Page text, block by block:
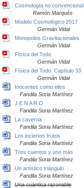
Cosmología no convencional
Ramón Marqués
Modelo Cosmológico 2017
Germán Vidal
Monopolos Gravitacionales
Germán Vidal
Física del Todo
Germán Vidal
Física del Todo. Capítulo 33
Germán Vidal
Inocentes como ellos
Fandila Soria Martínez
J E N A R O
Fandila Soria Martínez
La caverna
Fandila Soria Martínez
Los inciertos frutos
Fandila Soria Martínez
Tres cuentos y uno más
Fandila Soria Martínez
Un artístico triángulo
Fandila Soria Martínez
Una cuántica razonable